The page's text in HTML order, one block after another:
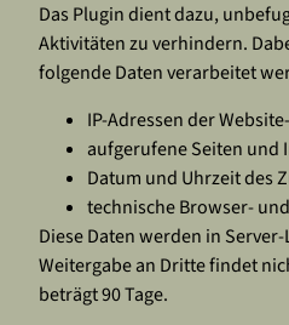
Das Plugin dient dazu,
Aktivitäten zu verhindern.
folgende Daten verarbeitet
IP-Adressen der
aufgerufene Seiten und
Datum und Uhrzeit des
technische Browser-
Diese Daten werden in
Weitergabe an Dritte findet
beträgt 90 Tage.